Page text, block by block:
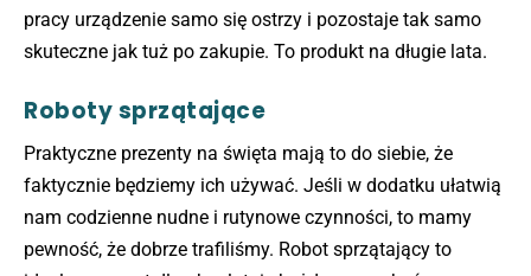
pracy urządzenie samo się ostrzy i pozostaje tak samo
skuteczne jak tuż po zakupie. To produkt na długie lata.
Roboty sprzątające
Praktyczne prezenty na święta mają to do siebie, że
faktycznie będziemy ich używać. Jeśli w dodatku ułatwią
nam codzienne nudne i rutynowe czynności, to mamy
pewność, że dobrze trafiliśmy. Robot sprzątający to